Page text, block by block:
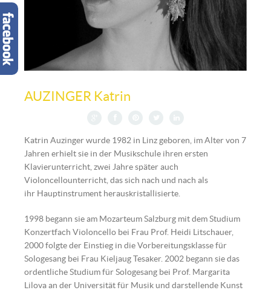
AUZINGER Katrin
Katrin Auzinger wurde 1982 in Linz geboren, im Alter von 7
Jahren erhielt sie in der Musikschule ihren ersten
Klavierunterricht, zwei Jahre später auch
Violoncellounterricht, das sich nach und nach als
ihr Hauptinstrument herauskristallisierte.
1998 begann sie am Mozarteum Salzburg mit dem Studium
Konzertfach Violoncello bei Frau Prof. Heidi Litschauer,
2000 folgte der Einstieg in die Vorbereitungsklasse für
Sologesang bei Frau Kieljaug Tesaker. 2002 begann sie das
ordentliche Studium für Sologesang bei Prof. Margarita
Lilova an der Universität für Musik und darstellende Kunst